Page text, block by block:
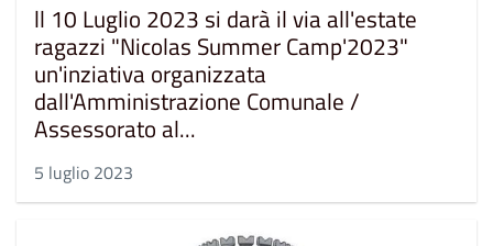
ll 10 Luglio 2023 si darà il via all'estate
ragazzi "Nicolas Summer Camp'2023"
un'inziativa organizzata
dall'Amministrazione Comunale /
Assessorato al...
5 luglio 2023